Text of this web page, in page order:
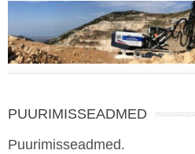
PUURIMISSEADMED
Puurimisseadmed.